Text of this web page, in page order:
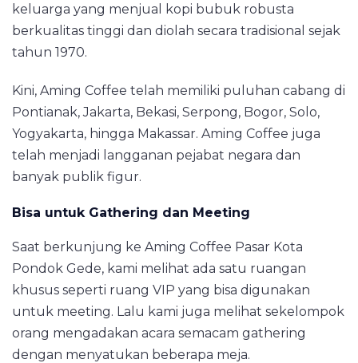
keluarga yang menjual kopi bubuk robusta
berkualitas tinggi dan diolah secara tradisional sejak
tahun 1970.
Kini, Aming Coffee telah memiliki puluhan cabang di
Pontianak, Jakarta, Bekasi, Serpong, Bogor, Solo,
Yogyakarta, hingga Makassar. Aming Coffee juga
telah menjadi langganan pejabat negara dan
banyak publik figur.
Bisa untuk Gathering dan Meeting
Saat berkunjung ke Aming Coffee Pasar Kota
Pondok Gede, kami melihat ada satu ruangan
khusus seperti ruang VIP yang bisa digunakan
untuk meeting. Lalu kami juga melihat sekelompok
orang mengadakan acara semacam gathering
dengan menyatukan beberapa meja.